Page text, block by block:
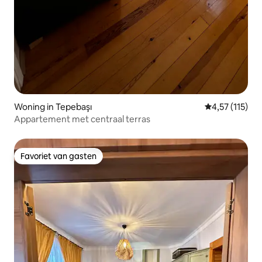
Woning in Tepebaşı Gemiddelde
4,57 (115)
Appartement met centraal terras
Favoriet van gasten
Favoriet van gasten